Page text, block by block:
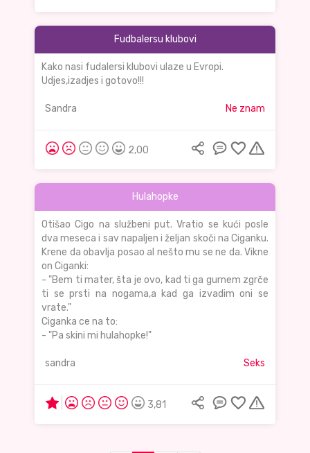
Fudbalersu klubovi
Kako nasi fudalersi klubovi ulaze u Evropi.
Udjes,izadjes i gotovo!!!
Sandra Ne znam
2,00
Hulahopke
Otišao Cigo na službeni put. Vratio se kući posle
dva meseca i sav napaljen i željan skoči na Ciganku.
Krene da obavlja posao al nešto mu se ne da. Vikne
on Ciganki:
- "Bem ti mater, šta je ovo, kad ti ga gurnem zgrče
ti se prsti na nogama,a kad ga izvadim oni se
vrate."
Ciganka ce na to:
- "Pa skini mi hulahopke!"
sandra Seks
3,81